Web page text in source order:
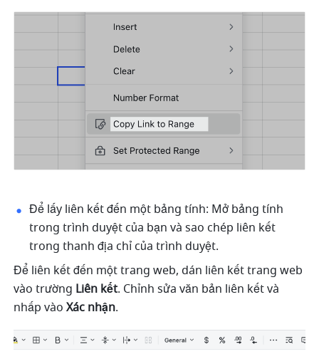
Để lấy liên kết đến một bảng tính: Mở bảng tính
trong trình duyệt của bạn và sao chép liên kết
trong thanh địa chỉ của trình duyệt.
Để liên kết đến một trang web, dán liên kết trang web
vào trường Liên kết. Chỉnh sửa văn bản liên kết và
nhấp vào Xác nhận.